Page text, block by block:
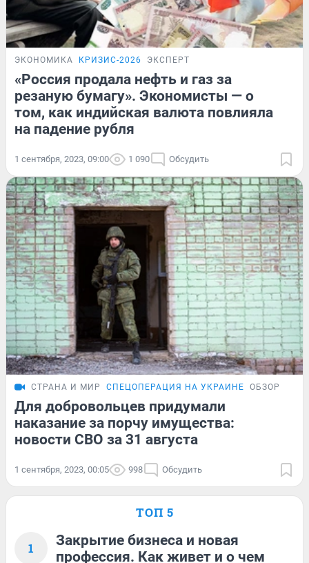
ЭКОНОМИКА КРИЗИС-2026 ЭКСПЕРТ
«Россия продала нефть и газ за
резаную бумагу». Экономисты — о
том, как индийская валюта повлияла
на падение рубля
1 сентября, 2023, 09:00 1 090 Обсудить
СТРАНА И МИР СПЕЦОПЕРАЦИЯ НА УКРАИНЕ ОБЗОР
Для добровольцев придумали
наказание за порчу имущества:
новости СВО за 31 августа
1 сентября, 2023, 00:05 998 Обсудить
ТОП 5
1
Закрытие бизнеса и новая
профессия. Как живет и о чем